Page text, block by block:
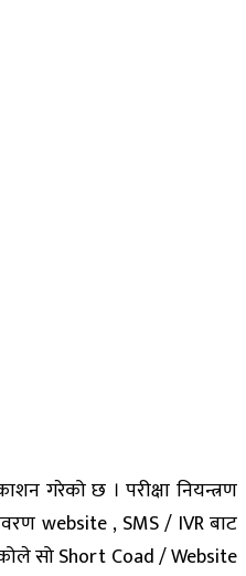
गरेको छ । परीक्षा नियन्त्रण
website , SMS / IVR बाट
सो Short Coad / Website